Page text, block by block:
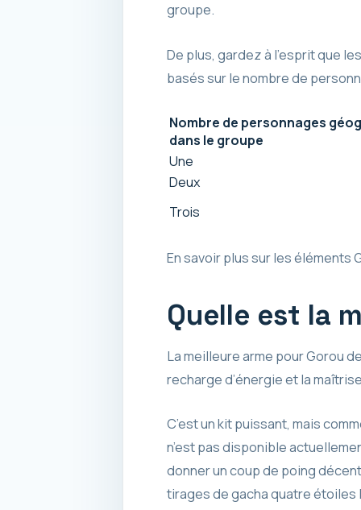
groupe.
De plus, gardez à l’esprit que
basés sur le nombre de
Nombre de personnages
dans le groupe
Une
Deux
Trois
En savoir plus sur les éléments
Quelle est la
La meilleure arme pour Gorou
recharge d’énergie et la
C’est un kit puissant, mais
n’est pas disponible
donner un coup de poing
tirages de gacha quatre étoiles